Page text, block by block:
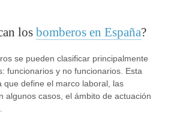
los bomberos en España?
se pueden clasificar principalmente
funcionarios y no funcionarios. Esta
que define el marco laboral, las
algunos casos, el ámbito de actuación